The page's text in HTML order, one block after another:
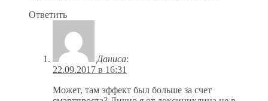
Ответить
Даниса:
22.09.2017 в 16:31
Может, там эффект был больше за счет